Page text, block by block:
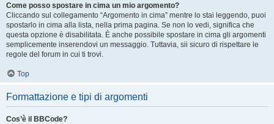
Come posso spostare in cima un mio argomento?
Cliccando sul collegamento “Argomento in cima” mentre lo stai leggendo, puoi
spostarlo in cima alla lista, nella prima pagina. Se non lo vedi, significa che
questa opzione è disabilitata. È anche possibile spostare in cima gli argomenti
semplicemente inserendovi un messaggio. Tuttavia, sii sicuro di rispettare le
regole del forum in cui ti trovi.
Top
Formattazione e tipi di argomenti
Cos’è il BBCode?